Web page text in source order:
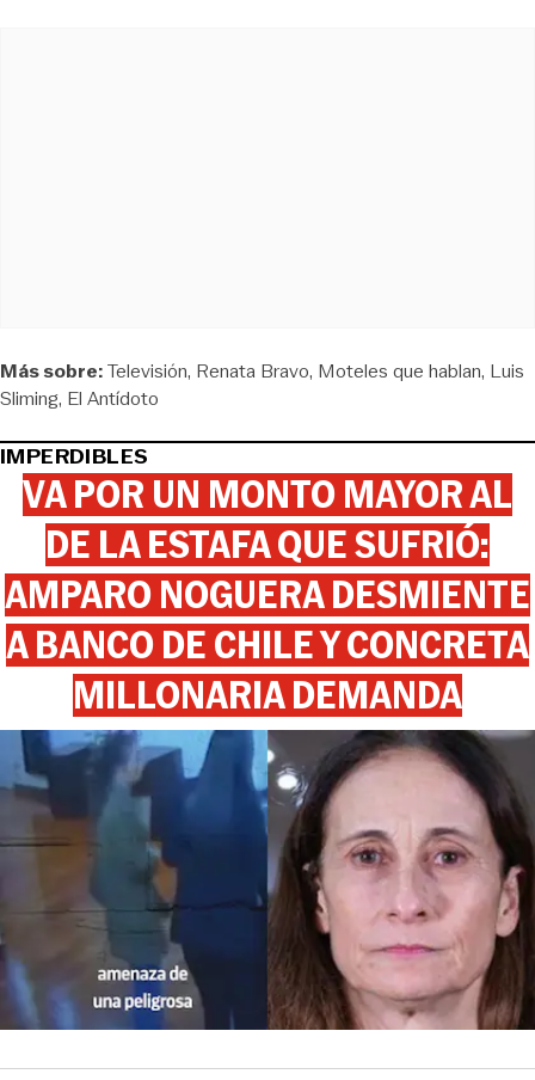
Más sobre:Televisión Renata Bravo Moteles que hablan Luis
Sliming El Antídoto
IMPERDIBLES
VA POR UN MONTO MAYOR AL
DE LA ESTAFA QUE SUFRIÓ:
AMPARO NOGUERA DESMIENTE
A BANCO DE CHILE Y CONCRETA
MILLONARIA DEMANDA